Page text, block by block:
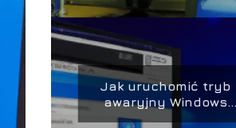
Jak uruchomić tryb
awaryjny Windows